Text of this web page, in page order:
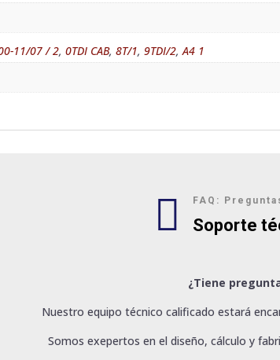
11/07 / 2, 0TDI CAB, 8T/1, 9TDI/2,A4 1
 FAQ:
Soporte
¿Tiene
Nuestro equipo técnico calificado estará
Somos exepertos en el diseño, cálculo y